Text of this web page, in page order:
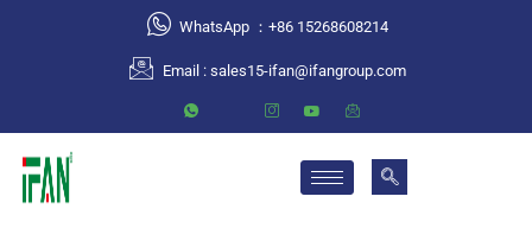
WhatsApp ：+86 15268608214
Email : sales15-ifan@ifangroup.com